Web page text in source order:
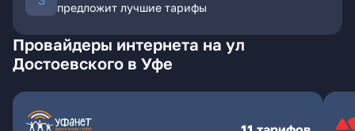
предложит лучшие тарифы
Провайдеры интернета на ул
Достоевского в Уфе